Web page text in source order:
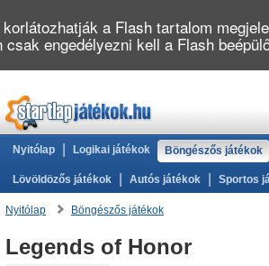
Nyitólap Logikai játékok Böngészős játékok
Lövöldözős játékok Autós játékok Sportos
Nyitólap Böngészős játékok
Legends of Honor
a Flash tartalom
engedélyezni kell a Flash